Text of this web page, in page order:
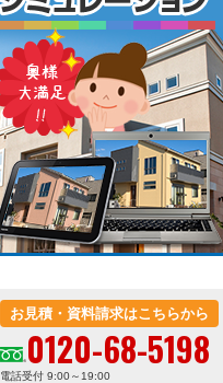
お見積・資料請求はこちらから
0120-68-5198
電話受付 9:00～19:00